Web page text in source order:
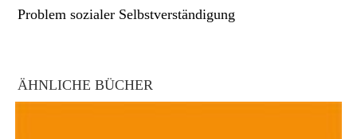
Problem sozialer Selbstverständigung
ÄHNLICHE BÜCHER